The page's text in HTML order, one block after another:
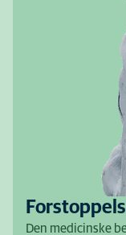
Den medicinske